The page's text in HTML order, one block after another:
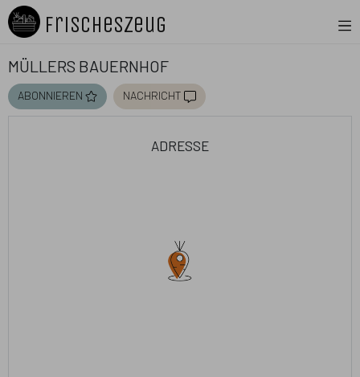
FrischesZeug
Müllers Bauernhof
abonnieren nachricht
adresse